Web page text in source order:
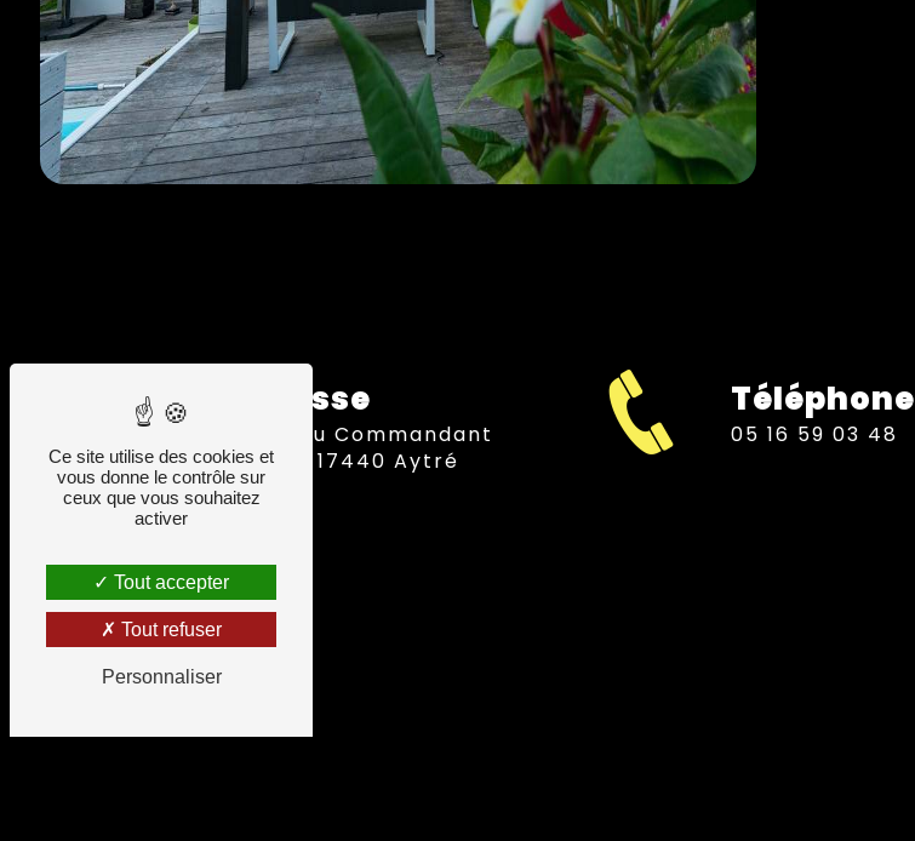
Adresse
Lisiack, 17440 Aytré
Téléphone
05 16 59 03 48
Ce site utilise des cookies et
vous donne le contrôle sur
ceux que vous souhaitez
activer
Tout accepter
Tout refuser
Personnaliser